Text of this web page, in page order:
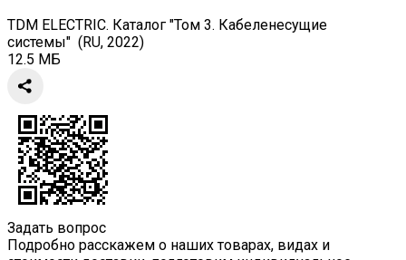
TDM ELECTRIC. Каталог "Том 3. Кабеленесущие
системы" (RU, 2022)
12.5 МБ
Задать вопрос
Подробно расскажем о наших товарах, видах и